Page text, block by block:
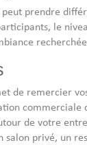
peut prendre
le
de remercier
commerciale
de votre
salon privé, un